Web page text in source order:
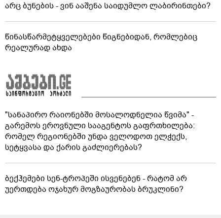
არც ბუნების - ვინ ააშენა საიდუმლო ლაბირინთები?
წინასწარმეტყველებები წიგნებიდან, რომლებიც
რეალურად ახდა
"სანაპირო რაიონებში მოსალოდნელია წვიმა" -
გარემოს ეროვნული სააგენტოს გაფრთხილება:
რომელ რეგიონებში უნდა ველოდოთ ელჭექს,
სეტყვასა და ქარის გაძლიერებას?
ბექჰემები სენ-ტროპეში ისვენებენ - რატომ არ
უერთდება ოჯახურ მოგზაურობას ბრუკლინი?